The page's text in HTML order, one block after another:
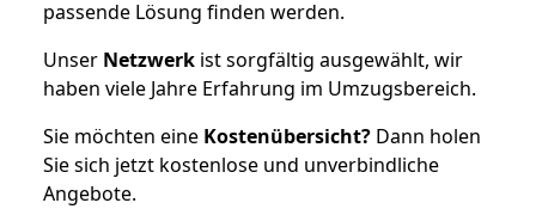
passende Lösung finden werden.
Unser Netzwerk ist sorgfältig ausgewählt, wir
haben viele Jahre Erfahrung im Umzugsbereich.
Sie möchten eine Kostenübersicht? Dann holen
Sie sich jetzt kostenlose und unverbindliche
Angebote.